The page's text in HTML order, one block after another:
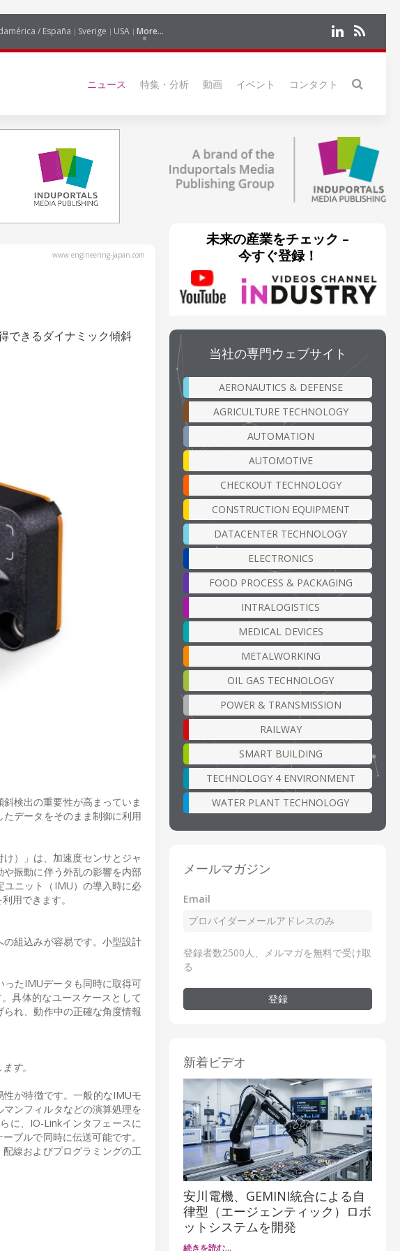
/ España Sverige USA More...
ニュース 特集・分析 動画 イベント コンタクト
www.engineering-japan.com
できるダイナミック傾斜
検出の重要性が高まっていま
データをそのまま制御に利用
）」は、加速度センサとジャ
振動に伴う外乱の影響を内部
ユニット（IMU）の導入時に必
用できます。
組込みが容易です。小型設計
ったIMUデータも同時に取得可
具体的なユースケースとして
れ、動作中の正確な角度情報
す。
が特徴です。一般的なIMUモ
ンフィルタなどの演算処理を
に、IO-Linkインタフェースに
ブルで同時に伝送可能です。
線およびプログラミングの工
未来の産業をチェック –
今すぐ登録！
当社の専門ウェブサイト
AERONAUTICS & DEFENSE
AGRICULTURE TECHNOLOGY
AUTOMATION
AUTOMOTIVE
CHECKOUT TECHNOLOGY
CONSTRUCTION EQUIPMENT
DATACENTER TECHNOLOGY
ELECTRONICS
FOOD PROCESS & PACKAGING
INTRALOGISTICS
MEDICAL DEVICES
METALWORKING
OIL GAS TECHNOLOGY
POWER & TRANSMISSION
RAILWAY
SMART BUILDING
TECHNOLOGY 4 ENVIRONMENT
WATER PLANT TECHNOLOGY
メールマガジン
Email
登録者数2500人、メルマガを無料で受け取
る
登録
新着ビデオ
安川電機、GEMINI統合による自
律型（エージェンティック）ロボ
ットシステムを開発
続きを読む…